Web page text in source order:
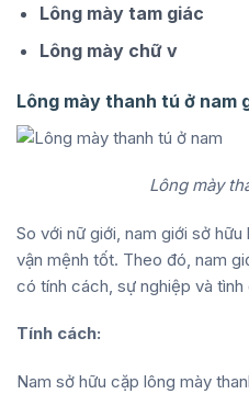
Lông mày tam giác
Lông mày chữ v
Lông mày thanh tú ở nam
Lông mày
So với nữ giới, nam giới sở
vận mệnh tốt. Theo đó, nam
có tính cách, sự nghiệp và tình
Tính cách:
Nam sở hữu cặp lông mày